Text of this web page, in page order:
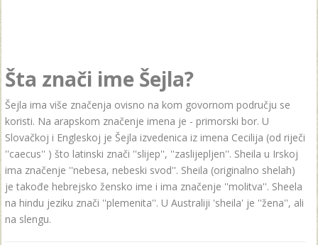
Šta znači ime Šejla?
Šejla ima više značenja ovisno na kom govornom području se
koristi. Na arapskom značenje imena je - primorski bor. U
Slovačkoj i Engleskoj je Šejla izvedenica iz imena Cecilija (od riječi
''caecus'' ) što latinski znači ''slijep'', ''zaslijepljen''. Sheila u Irskoj
ima značenje ''nebesa, nebeski svod''. Sheila (originalno shelah)
je takođe hebrejsko žensko ime i ima značenje ''molitva''. Sheela
na hindu jeziku znači ''plemenita''. U Australiji 'sheila' je ''žena'', ali
na slengu.